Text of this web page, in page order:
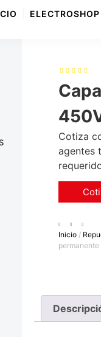
ELECTROSHOP
Cotiza
agentes
Inicio /
permanente